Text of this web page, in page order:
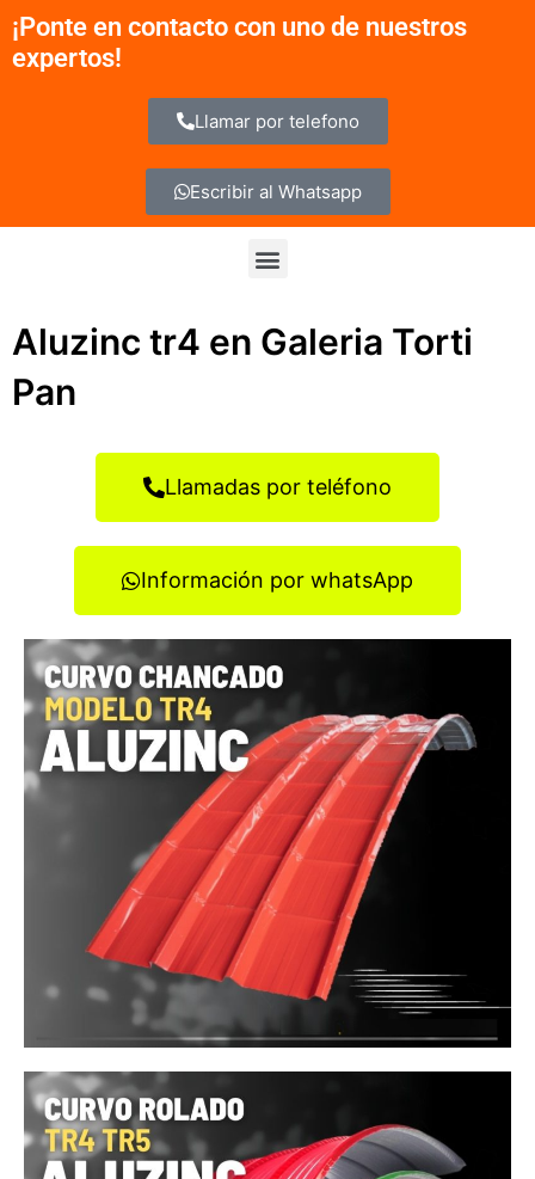
contenido
¡Ponte en contacto con uno de nuestros
expertos!
Llamar por telefono
Escribir al Whatsapp
Menu
Aluzinc tr4 en Galeria Torti
Pan
Llamadas por teléfono
Información por whatsApp